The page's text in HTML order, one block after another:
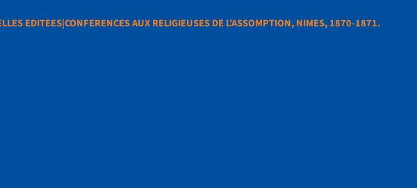
EDITEES|CONFERENCES AUX RELIGIEUSES DE L’ASSOMPTION, NIMES, 1870-1871.